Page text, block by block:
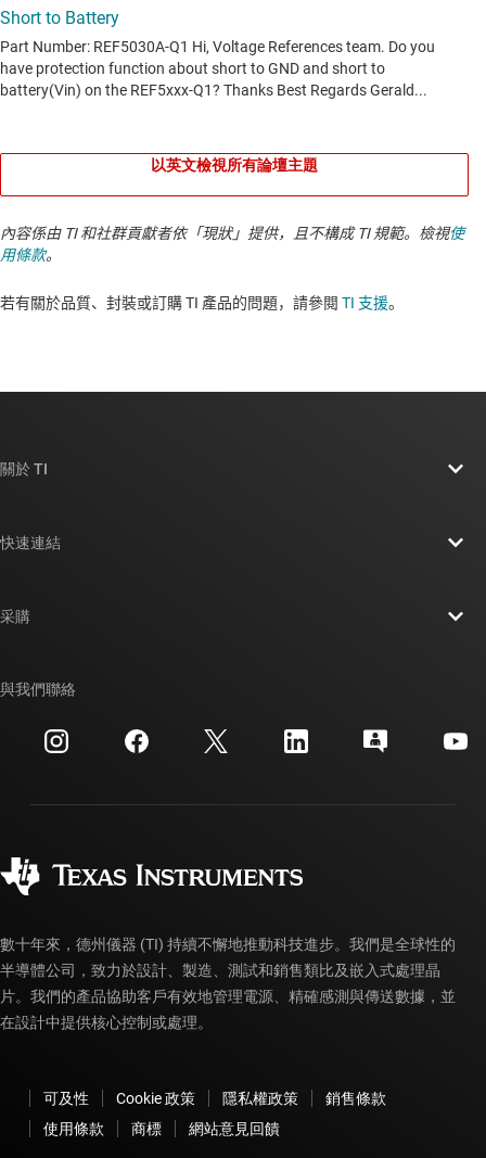
以英文檢視所有論壇主題
內容係由 TI 和社群貢獻者依「現狀」提供，且不構成 TI 規範。檢視使
用條款。
若有關於品質、封裝或訂購 TI 產品的問題，請參閱 TI 支援。​​​​​​​​​​​​​​
關於 TI
投資人關系
製造
快速連結
交互參考搜索
客戶支援中心
myTI 帳戶常見問題解答
采購
訂購 FAQ
與我們聯絡
數十年來，德州儀器 (TI) 持續不懈地推動科技進步。我們是全球性的
半導體公司，致力於設計、製造、測試和銷售類比及嵌入式處理晶
片。我們的產品協助客戶有效地管理電源、精確感測與傳送數據，並
在設計中提供核心控制或處理。
可及性 Cookie 政策 隱私權政策
銷售條款
使用條款
商標 網站意見回饋